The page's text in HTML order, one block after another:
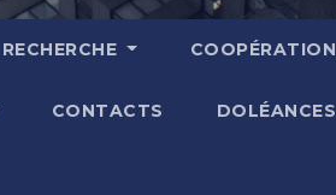
RECHERCHE COOPÉRATION
CONTACTS DOLÉANCES